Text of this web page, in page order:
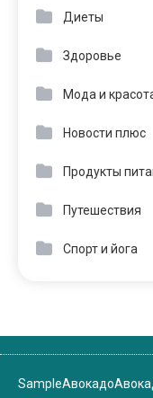
Диеты
Здоровье
Мода и
Новости плюс
Продукты
Путешествия
Спорт и йога
SampleАвокадо